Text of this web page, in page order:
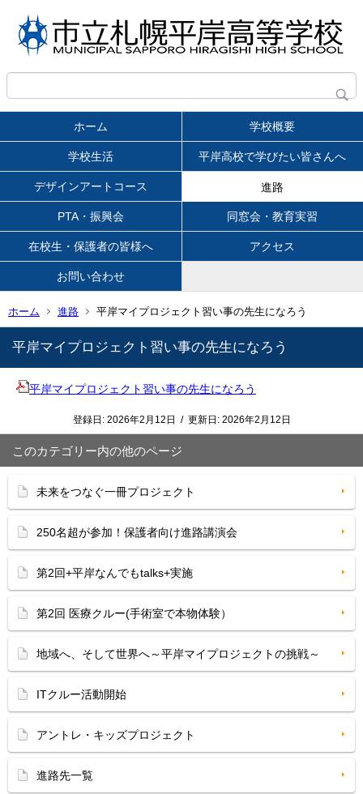
ホーム 学校概要
学校生活 平岸高校で学びたい皆さんへ
デザインアートコース 進路
PTA・振興会 同窓会・教育実習
在校生・保護者の皆様へ アクセス
お問い合わせ
ホーム 進路 平岸マイプロジェクト習い事の先生になろう
平岸マイプロジェクト習い事の先生になろう
平岸マイプロジェクト習い事の先生になろう
登録日: 2026年2月12日 / 更新日: 2026年2月12日
このカテゴリー内の他のページ
未来をつなぐ一冊プロジェクト
250名超が参加！保護者向け進路講演会
第2回+平岸なんでもtalks+実施
第2回 医療クルー(手術室で本物体験）
地域へ、そして世界へ～平岸マイプロジェクトの挑戦～
ITクルー活動開始
アントレ・キッズプロジェクト
進路先一覧